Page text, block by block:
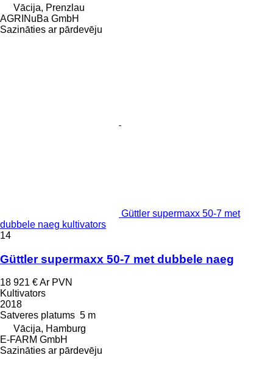
Vācija, Prenzlau
AGRINuBa GmbH
Sazināties ar pārdevēju
Güttler supermaxx 50-7 met
dubbele naeg kultivators
14
Güttler supermaxx 50-7 met dubbele naeg
18 921 €Ar PVN
Kultivators
2018
Satveres platums 5 m
Vācija, Hamburg
E-FARM GmbH
Sazināties ar pārdevēju